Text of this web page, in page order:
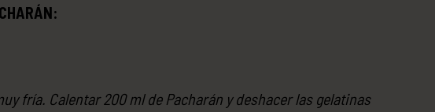
fría. Calentar 200 ml de Pacharán y deshacer las gelatinas